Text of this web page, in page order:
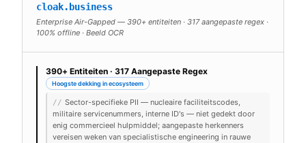
cloak.business
Enterprise Air-Gapped — 390+ entiteiten · 317 aangepaste regex ·
100% offline · Beeld OCR
390+ Entiteiten · 317 Aangepaste Regex
Hoogste dekking in ecosysteem
// Sector-specifieke PII — nucleaire faciliteitscodes,
militaire servicenummers, interne ID's — niet gedekt door
enig commercieel hulpmiddel; aangepaste herkenners
vereisen weken van specialistische engineering in rauwe